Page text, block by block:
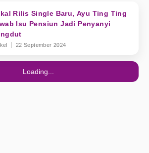
Rilis Single Baru, Ayu Ting Ting
Isu Pensiun Jadi Penyanyi
22 September 2024
Loading...